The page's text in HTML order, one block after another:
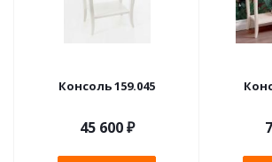
Консоль 159.045
45 600 ₽